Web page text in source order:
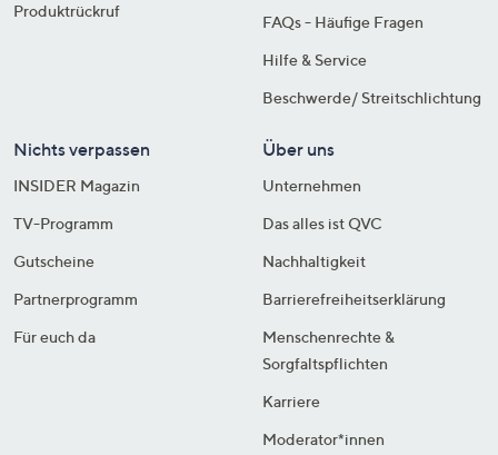
Produktrückruf
FAQs - Häufige Fragen
Hilfe & Service
Beschwerde/ Streitschlichtung
Nichts verpassen
INSIDER Magazin
TV-Programm
Gutscheine
Partnerprogramm
Für euch da
Über uns
Unternehmen
Das alles ist QVC
Nachhaltigkeit
Barrierefreiheitserklärung
Menschenrechte &
Sorgfaltspflichten
Karriere
Moderator*innen